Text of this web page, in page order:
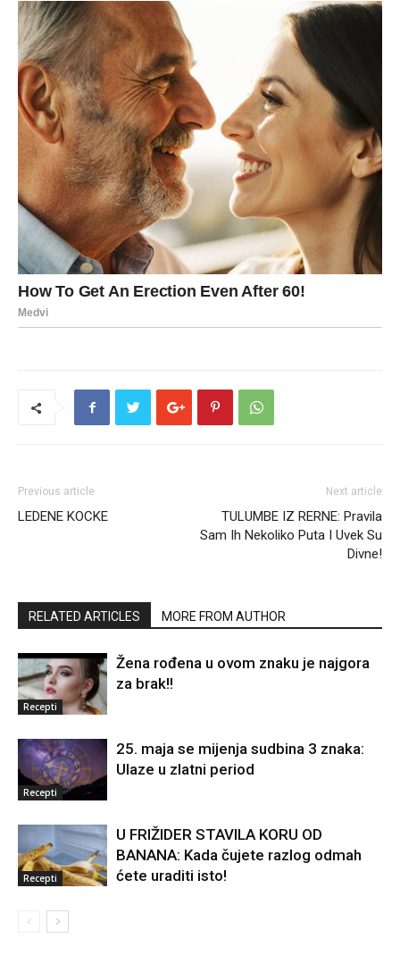
Previous article
LEDENE KOCKE
Next article
TULUMBE IZ RERNE: Pravila
Sam Ih Nekoliko Puta I Uvek Su
Divne!
RELATED ARTICLES MORE FROM AUTHOR
Recepti
Žena rođena u ovom znaku je najgora
za brak!!
Recepti
25. maja se mijenja sudbina 3 znaka:
Ulaze u zlatni period
Recepti
U FRIŽIDER STAVILA KORU OD
BANANA: Kada čujete razlog odmah
ćete uraditi isto!